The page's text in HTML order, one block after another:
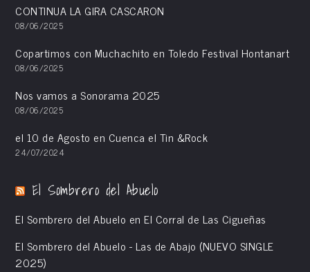
CONTINUA LA GIRA CASCARON
08/06/2025
Copartimos con Muchachito en Toledo Festival Hontanart
08/06/2025
Nos vamos a Sonorama 2025
08/06/2025
el 10 de Agosto en Cuenca el Tin &Rock
24/07/2024
El Sombrero del Abuelo
El Sombrero del Abuelo en El Corral de Las Cigueñas
El Sombrero del Abuelo - Las de Abajo (NUEVO SINGLE
2025)